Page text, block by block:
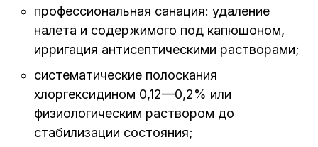
профессиональная санация: удаление
налета и содержимого под капюшоном,
ирригация антисептическими растворами;
систематические полоскания
хлоргексидином 0,12—0,2% или
физиологическим раствором до
стабилизации состояния;